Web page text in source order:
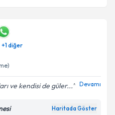
+1diğer
ve kendisi de güler... Devamı
Haritada Göster